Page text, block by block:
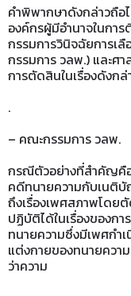
คำพิพากษาดังกล่าวถือ
องค์กรผู้มีอำนาจในกา
กรรมการวินิจฉัยการเ
กรรมการ วลพ.) และศ
การตัดสินในเรื่องดังก
.
– คณะกรรมการ วลพ.
กรณีตัวอย่างที่สำคัญคือ
คดีทนายความกับเนติ
ถึงเรื่องเพศสภาพโดย
ปฏิบัติได้ในเรื่องของก
ทนายความซึ่งมีเพศกำ
แต่งกายของทนายความ
ว่าความ